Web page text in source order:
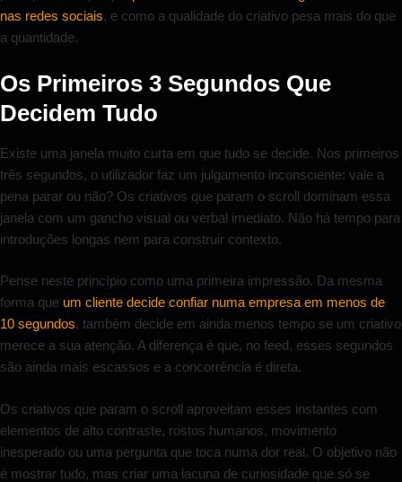
nas redes sociais, e como a qualidade do criativo pesa mais do que
a quantidade.
Os Primeiros 3 Segundos Que
Decidem Tudo
Existe uma janela muito curta em que tudo se decide. Nos primeiros
três segundos, o utilizador faz um julgamento inconsciente: vale a
pena parar ou não? Os criativos que param o scroll dominam essa
janela com um gancho visual ou verbal imediato. Não há tempo para
introduções longas nem para construir contexto.
Pense neste princípio como uma primeira impressão. Da mesma
forma que um cliente decide confiar numa empresa em menos de
10 segundos, também decide em ainda menos tempo se um criativo
merece a sua atenção. A diferença é que, no feed, esses segundos
são ainda mais escassos e a concorrência é direta.
Os criativos que param o scroll aproveitam esses instantes com
elementos de alto contraste, rostos humanos, movimento
inesperado ou uma pergunta que toca numa dor real. O objetivo não
é mostrar tudo, mas criar uma lacuna de curiosidade que só se